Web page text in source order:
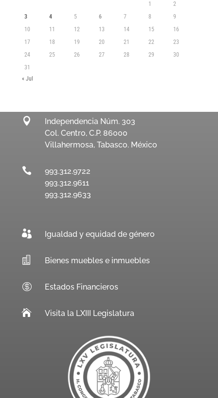
1
2
3
4 5 6 7 8
9
10
11 12 13 14 15
16
17
18 19 20 21 22
23
24
25 26 27 28 29
30
31
« Jul

Independencia Núm. 303
Col. Centro, C.P. 86000
Villahermosa, Tabasco. México

993.312.9722
993.312.9611
993.312.9633
 Igualdad y equidad de género
 Bienes muebles e inmuebles
 Estados Financieros
 Visita la LXIII Legislatura